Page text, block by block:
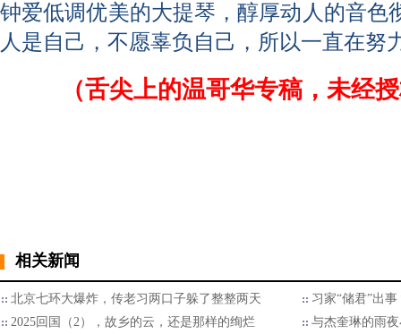
钟爱低调优美的大提琴，醇厚动人的音色
人是自己，不愿辜负自己，所以一直在努
（舌尖上的温哥华专稿，未经
相关新闻
北京七环大爆炸，传老习两口子躲了整整两天
习家“储君”出
2025回国（2），故乡的云，还是那样的绚烂
与杰奎琳的雨